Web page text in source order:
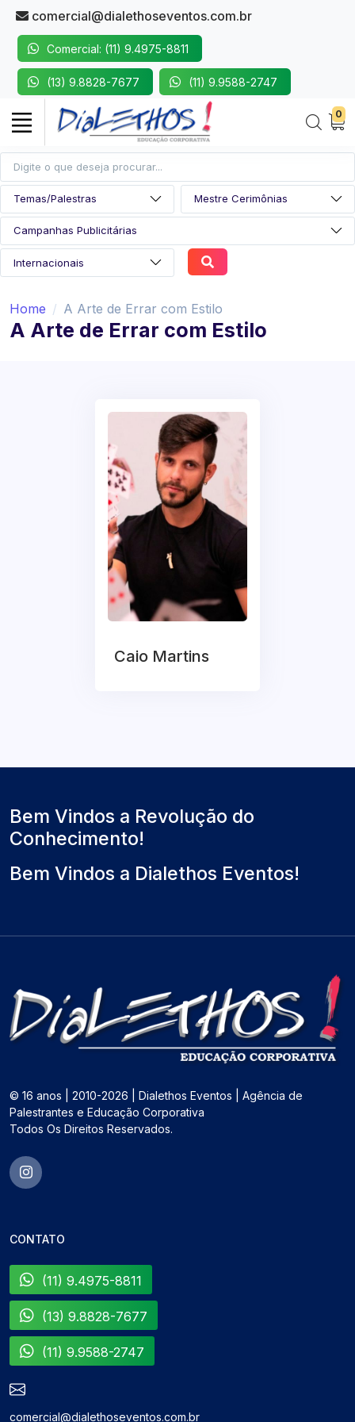
comercial@dialethoseventos.com.br
Comercial: (11) 9.4975-8811
(13) 9.8828-7677 (11) 9.9588-2747
0
Home A Arte de Errar com Estilo
A Arte de Errar com Estilo
Caio Martins
Bem Vindos a Revolução do
Conhecimento!
Bem Vindos a Dialethos Eventos!
© 16 anos | 2010-2026 | Dialethos Eventos | Agência de
Palestrantes e Educação Corporativa
Todos Os Direitos Reservados.
CONTATO
(11) 9.4975-8811
(13) 9.8828-7677
(11) 9.9588-2747
comercial@dialethoseventos.com.br